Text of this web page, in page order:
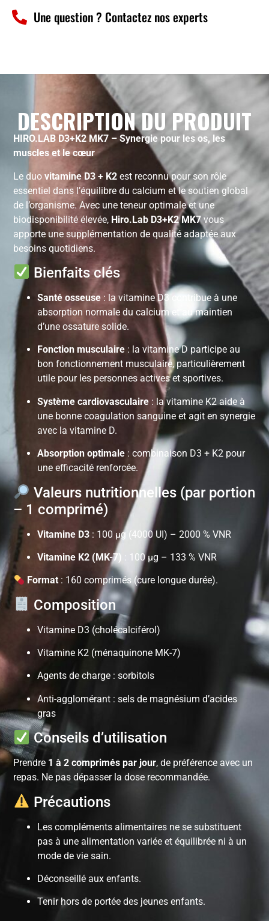
Une question ? Contactez nos experts
DESCRIPTION DU PRODUIT
HIRO.LAB D3+K2 MK7 – Synergie pour les os, les
muscles et le cœur
Le duovitamine D3 + K2 est reconnu pour son rôle
essentiel dans l’équilibre du calcium et le soutien global
de l’organisme. Avec une teneur optimale et une
biodisponibilité élevée, Hiro.Lab D3+K2 MK7 vous
apporte une supplémentation de qualité adaptée aux
besoins quotidiens.
Bienfaits clés
Santé osseuse : la vitamine D3 contribue à une
absorption normale du calcium et au maintien
d’une ossature solide.
Fonction musculaire : la vitamine D participe au
bon fonctionnement musculaire, particulièrement
utile pour les personnes actives et sportives.
Système cardiovasculaire : la vitamine K2 aide à
une bonne coagulation sanguine et agit en synergie
avec la vitamine D.
Absorption optimale : combinaison D3 + K2 pour
une efficacité renforcée.
Valeurs nutritionnelles (par portion
– 1 comprimé)
Vitamine D3 : 100 µg (4000 UI) – 2000 % VNR
Vitamine K2 (MK-7) : 100 µg – 133 % VNR
Format: 160 comprimés (cure longue durée).
Composition
Vitamine D3 (cholécalciférol)
Vitamine K2 (ménaquinone MK-7)
Agents de charge : sorbitols
Anti-agglomérant : sels de magnésium d’acides
gras
Conseils d’utilisation
Prendre 1 à 2 comprimés par jour, de préférence avec un
repas. Ne pas dépasser la dose recommandée.
Précautions
Les compléments alimentaires ne se substituent
pas à une alimentation variée et équilibrée ni à un
mode de vie sain.
Déconseillé aux enfants.
Tenir hors de portée des jeunes enfants.